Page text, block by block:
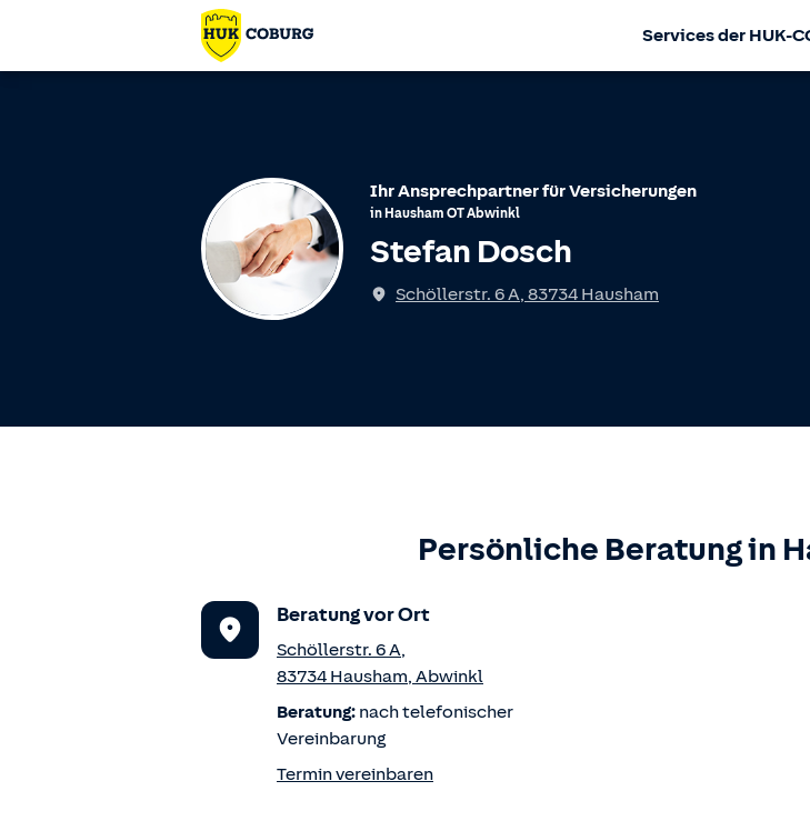
Services der HUK-
Ihr Ansprechpartner für Versicherungen
in Hausham OTAbwinkl
Stefan Dosch
Schöllerstr. 6 A, 83734 Hausham
Persönliche Beratung in
Beratung vor Ort
Schöllerstr. 6 A,
83734 Hausham, Abwinkl
Beratung: nach telefonischer
Vereinbarung
Termin vereinbaren